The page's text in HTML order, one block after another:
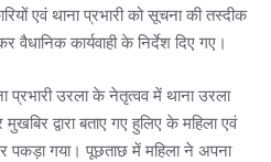
एवं थाना प्रभारी को सूचना की तस्दीक
वैधानिक कार्यवाही के निर्देश दिए गए।
प्रभारी उरला के नेतृत्वव में थाना उरला
द्वारा बताए गए हुलिए के महिला एवं
पकड़ा गया। पूछताछ में महिला ने अपना